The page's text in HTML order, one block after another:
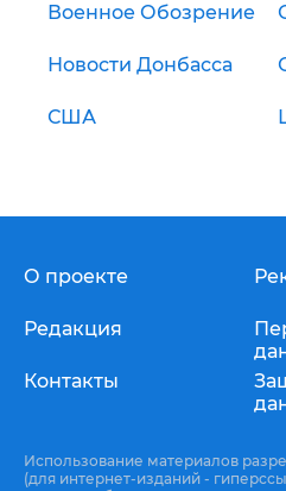
Военное Обозрение
Новости Донбасса
США
О проекте
Редакция
Контакты
Использование материалов
(для интернет-изданий -